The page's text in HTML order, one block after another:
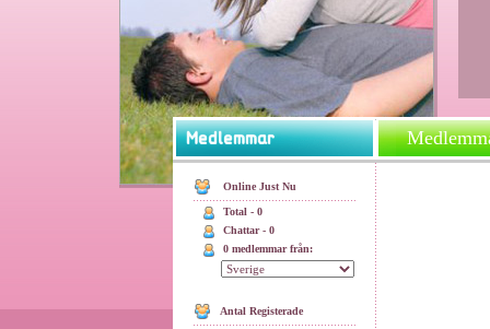
Online Just Nu
Total - 0
Chattar - 0
0 medlemmar från:
Antal Registerade